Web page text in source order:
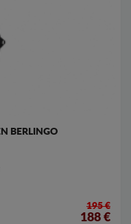
BERLINGO
195 €
188 €